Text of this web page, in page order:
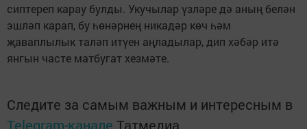
сиптереп карау булды. Укучылар үзләре дә аның белән
эшләп карап, бу һөнәрнең никадәр көч һәм
җаваплылык таләп итүен аңладылар, дип хәбәр итә
янгын часте матбугат хезмәте.
Следите за самым важным и интересным в
Telegram-канале Татмедиа